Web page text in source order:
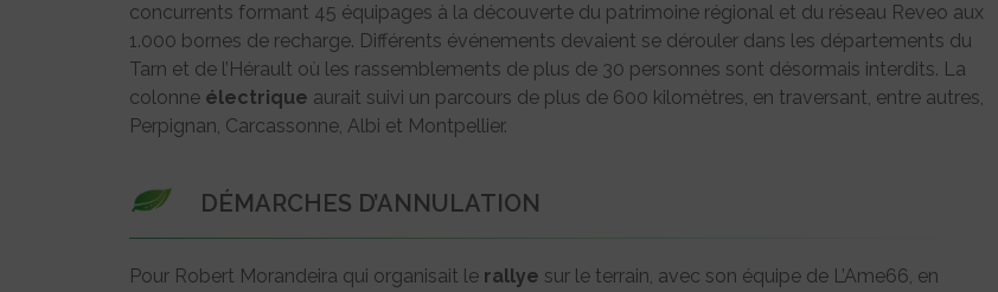
concurrents formant 45 équipages à la découverte du patrimoine régional et du réseau Reveo aux
1.000 bornes de recharge. Différents événements devaient se dérouler dans les départements du
Tarn et de l’Hérault où les rassemblements de plus de 30 personnes sont désormais interdits. La
colonne électrique aurait suivi un parcours de plus de 600 kilomètres, en traversant, entre autres,
Perpignan, Carcassonne, Albi et Montpellier.
DÉMARCHES D’ANNULATION
Pour Robert Morandeira qui organisait le rallye sur le terrain, avec son équipe de L’Ame66, en